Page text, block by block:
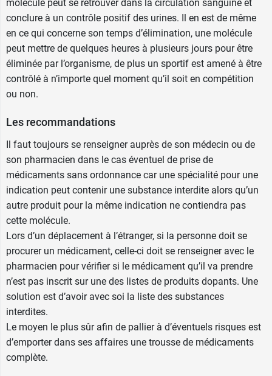
Humex Rhume des foins nécessite des
précautions d'emploi dans certains cas.
Humex Rhume des foins chez la femme
enceinte ou en allaitement
Pendant la grossesse et l'allaitement, ce
corticoïde
le juge nécessaire
Humex Rhume des foins et interactions
médicamenteuses
Humex rhume des foins ne doit pas être associé
à un autre
corticoïde que ce soit par voie orale
ou inhalée
pharmacien en cas de doute.
De même pour tout autre médicament pris,
demandez à votre médecin ou à nos
pharmaciens avant de prendre Humex Rhume
des foins.
Humex Rhume des foins et sport
Son utilisation est déconseillée chez les sportifs,
car Humex rhume de foins entraine un
molécule peut se retrouver dans la circulation sanguine et
conclure à un contrôle positif des urines. Il en est de même
en ce qui concerne son temps d’élimination, une molécule
peut mettre de quelques heures à plusieurs jours pour être
éliminée par l’organisme, de plus un sportif est amené à être
contrôlé à n’importe quel moment qu’il soit en compétition
ou non.
Les recommandations
Il faut toujours se renseigner auprès de son médecin ou de
son pharmacien dans le cas éventuel de prise de
médicaments sans ordonnance car une spécialité pour une
indication peut contenir une substance interdite alors qu’un
autre produit pour la même indication ne contiendra pas
cette molécule.
Lors d’un déplacement à l’étranger, si la personne doit se
procurer un médicament, celle-ci doit se renseigner avec le
pharmacien pour vérifier si le médicament qu’il va prendre
n’est pas inscrit sur une des listes de produits dopants. Une
solution est d’avoir avec soi la liste des substances
interdites.
Le moyen le plus sûr afin de pallier à d’éventuels risques est
d’emporter dans ses affaires une trousse de médicaments
complète.